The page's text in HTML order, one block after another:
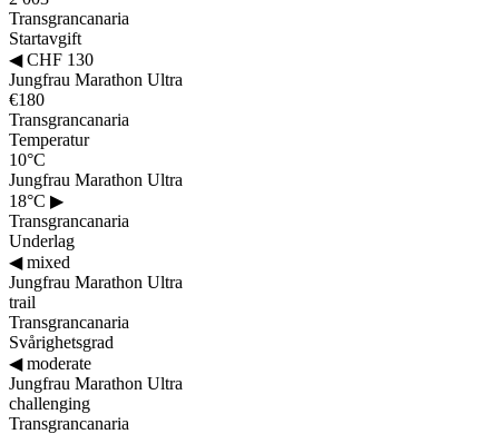
Transgrancanaria
Startavgift
◀CHF 130
Jungfrau Marathon Ultra
€180
Transgrancanaria
Temperatur
10°C
Jungfrau Marathon Ultra
18°C ▶
Transgrancanaria
Underlag
◀mixed
Jungfrau Marathon Ultra
trail
Transgrancanaria
Svårighetsgrad
◀moderate
Jungfrau Marathon Ultra
challenging
Transgrancanaria